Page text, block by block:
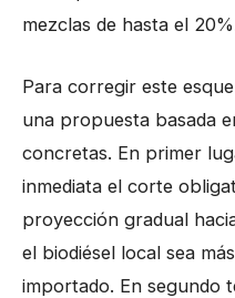
mezclas de hasta el
Para corregir este
una propuesta basada
concretas. En primer
inmediata el corte
proyección gradual
el biodiésel local sea
importado. En segundo